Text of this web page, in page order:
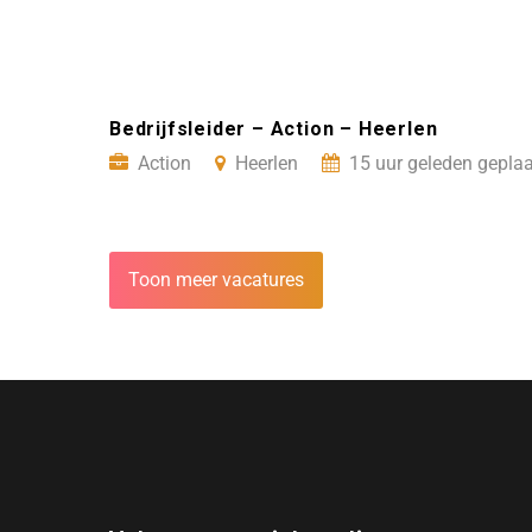
Bedrijfsleider – Action – Heerlen
Action
Heerlen 15 uur geleden
Toon meer vacatures